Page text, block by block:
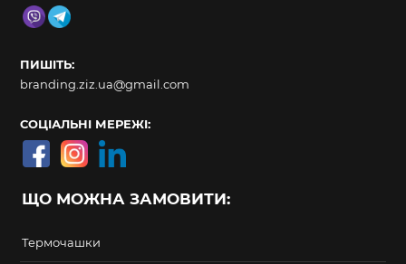
ПИШІТЬ:
branding.ziz.ua@gmail.com
СОЦІАЛЬНІ МЕРЕЖІ:
ЩО МОЖНА ЗАМОВИТИ:
Термочашки